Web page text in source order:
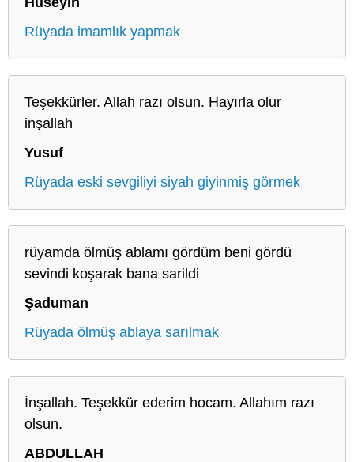
Rüyada imamlık yapmak
Teşekkürler. Allah razı olsun. Hayırla olur
inşallah
Yusuf
Rüyada eski sevgiliyi siyah giyinmiş görmek
rüyamda ölmüş ablamı gördüm beni gördü
sevindi koşarak bana sarildi
Şaduman
Rüyada ölmüş ablaya sarılmak
İnşallah. Teşekkür ederim hocam. Allahım razı
olsun.
ABDULLAH